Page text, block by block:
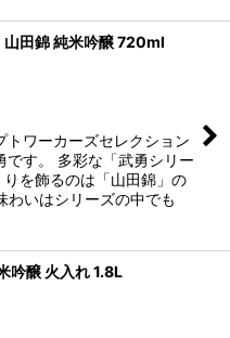
田錦 純米吟醸 720ml
ワーカーズセレクション
です。 多彩な「武勇シリー
を飾るのは「山田錦」の
わいはシリーズの中でも
吟醸 火入れ 1.8L